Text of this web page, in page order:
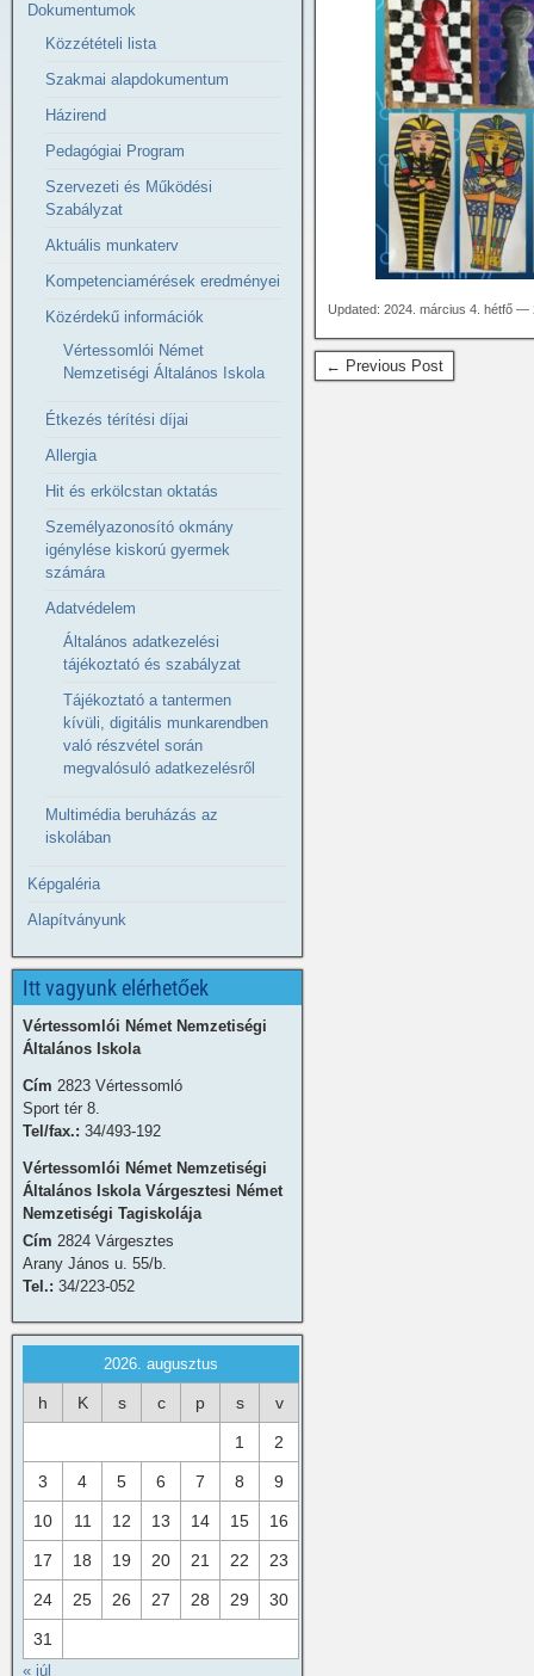
Updated: 2024. március 4. hétfő —
← Previous Post
Dokumentumok
Közzétételi lista
Szakmai alapdokumentum
Házirend
Pedagógiai Program
Szervezeti és Működési
Szabályzat
Aktuális munkaterv
Kompetenciamérések eredményei
Közérdekű információk
Vértessomlói Német
Nemzetiségi Általános Iskola
Étkezés térítési díjai
Allergia
Hit és erkölcstan oktatás
Személyazonosító okmány
igénylése kiskorú gyermek
számára
Adatvédelem
Általános adatkezelési
tájékoztató és szabályzat
Tájékoztató a tantermen
kívüli, digitális munkarendben
való részvétel során
megvalósuló adatkezelésről
Multimédia beruházás az
iskolában
Képgaléria
Alapítványunk
Itt vagyunk elérhetőek
Vértessomlói Német Nemzetiségi
Általános Iskola
Cím 2823 Vértessomló
Sport tér 8.
Tel/fax.: 34/493-192
Vértessomlói Német Nemzetiségi
Általános Iskola Várgesztesi Német
Nemzetiségi Tagiskolája
Cím 2824 Várgesztes
Arany János u. 55/b.
Tel.: 34/223-052
2026. augusztus
h K s c p s v
1 2
3 4 5 6 7 8 9
10 11 12 13 14 15 16
17 18 19 20 21 22 23
24 25 26 27 28 29 30
31
« júl